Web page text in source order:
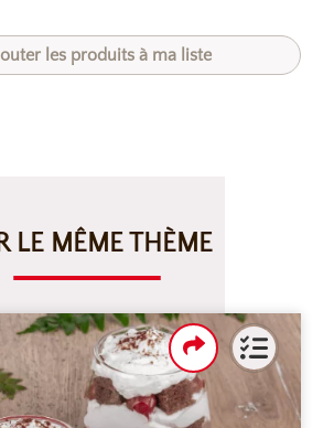
les produits à ma liste
LE MÊME THÈME